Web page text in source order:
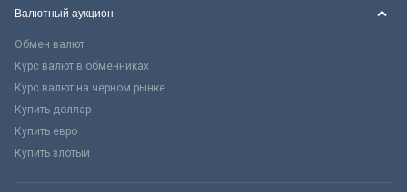
Валютный аукцион
Обмен валют
Курс валют в обменниках
Курс валют на черном рынке
Купить доллар
Купить евро
Купить злотый